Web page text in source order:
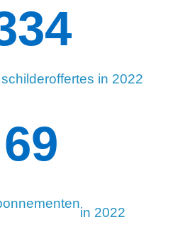
in 2022
in 2022
94